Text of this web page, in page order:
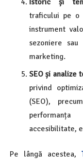
traficului pe o
instrument
sezoniere
marketing.
SEO și analize
privind
(SEO),
accesibilitate,
Pe lângă acestea,